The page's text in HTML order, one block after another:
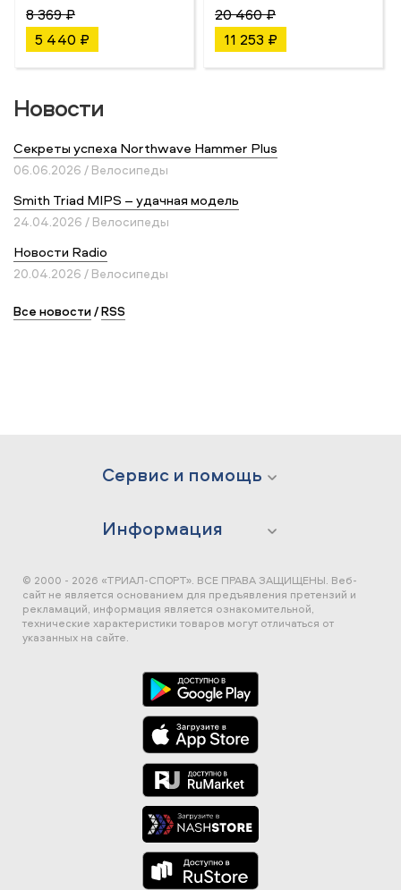
8 369 ₽
5 440 ₽
20 460 ₽
11 253 ₽
Новости
Секреты успеха Northwave Hammer Plus
06.06.2026 / Велосипеды
Smith Triad MIPS – удачная модель
24.04.2026 / Велосипеды
Новости Radio
20.04.2026 / Велосипеды
Все новости/RSS
Сервис и помощь
Информация
© 2000 - 2026 «ТРИАЛ-СПОРТ». ВСЕ ПРАВА ЗАЩИЩЕНЫ. Веб-
сайт не является основанием для предъявления претензий и
рекламаций, информация является ознакомительной,
технические характеристики товаров могут отличаться от
указанных на сайте.